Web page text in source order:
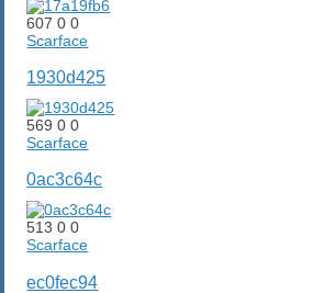
60700
Scarface
1930d425
56900
Scarface
0ac3c64c
51300
Scarface
ec0fec94